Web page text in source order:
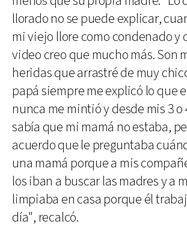
llorado no se puede explicar,
mi viejo llore como condenado y
video creo que mucho más. Son
heridas que arrastré de muy
papá siempre me explicó lo que
nunca me mintió y desde mis 3 o
sabía que mi mamá no estaba,
acuerdo que le preguntaba
una mamá porque a mis
los iban a buscar las madres y a
limpiaba en casa porque él
día", recalcó.